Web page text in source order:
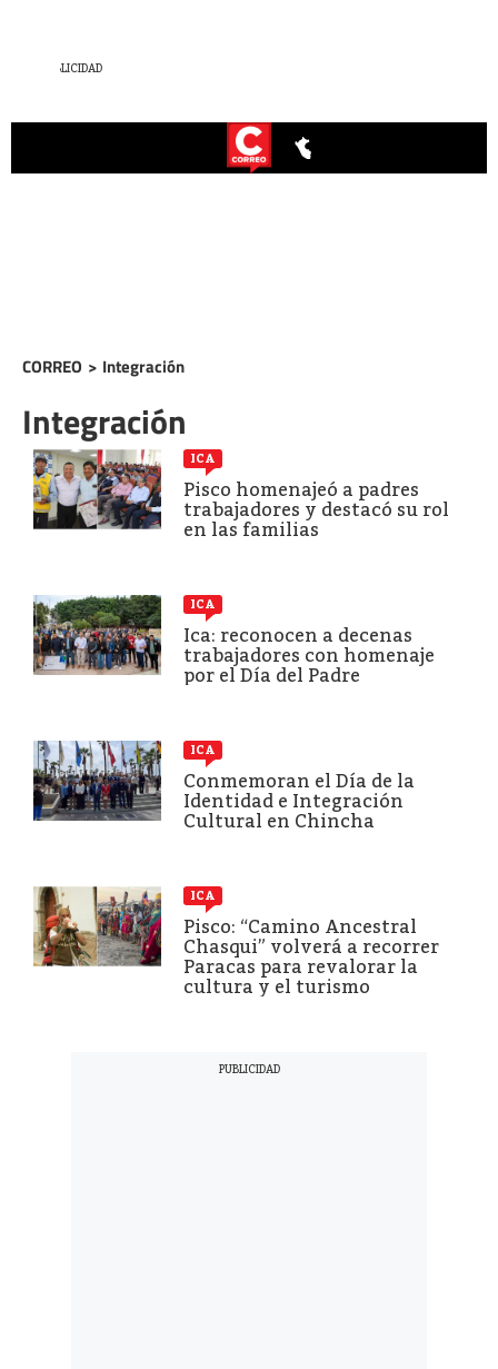
CORREO > Integración
Integración
ICA
Pisco homenajeó a padres
trabajadores y destacó su rol
en las familias
ICA
Ica: reconocen a decenas
trabajadores con homenaje
por el Día del Padre
ICA
Conmemoran el Día de la
Identidad e Integración
Cultural en Chincha
ICA
Pisco: “Camino Ancestral
Chasqui” volverá a recorrer
Paracas para revalorar la
cultura y el turismo